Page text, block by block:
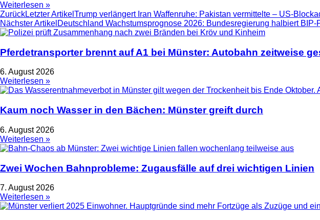
Weiterlesen »
ZurückLetzter Artikel Trump verlängert Iran Waffenruhe: Pakistan vermittelte – US-
Nächster Artikel Deutschland Wachstumsprognose 2026: Bundesregierung halbiert
Pferdetransporter brennt auf A1 bei Münster: Autobahn zeitweise
6. August 2026
Weiterlesen »
Kaum noch Wasser in den Bächen: Münster greift durch
6. August 2026
Weiterlesen »
Zwei Wochen Bahnprobleme: Zugausfälle auf drei wichtigen Linien
7. August 2026
Weiterlesen »